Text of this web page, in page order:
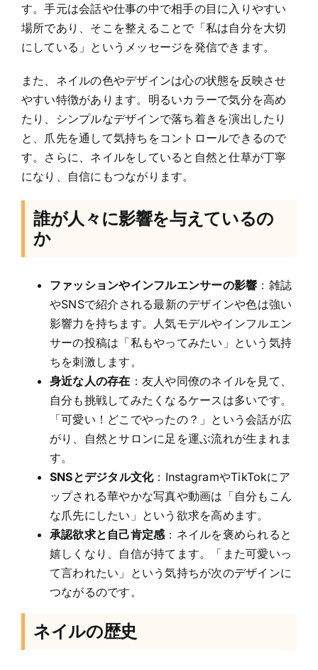
す。手元は会話や仕事の中で相手の目に入りやすい
場所であり、そこを整えることで「私は自分を大切
にしている」というメッセージを発信できます。
また、ネイルの色やデザインは心の状態を反映させ
やすい特徴があります。明るいカラーで気分を高め
たり、シンプルなデザインで落ち着きを演出したり
と、爪先を通して気持ちをコントロールできるので
す。さらに、ネイルをしていると自然と仕草が丁寧
になり、自信にもつながります。
誰が人々に影響を与えているの
か
ファッションやインフルエンサーの影響 ：雑誌
やSNSで紹介される最新のデザインや色は強い
影響力を持ちます。人気モデルやインフルエン
サーの投稿は「私もやってみたい」という気持
ちを刺激します。
身近な人の存在 ：友人や同僚のネイルを見て、
自分も挑戦してみたくなるケースは多いです。
「可愛い！どこでやったの？」という会話が広
がり、自然とサロンに足を運ぶ流れが生まれま
す。
SNSとデジタル文化：InstagramやTikTokにア
ップされる華やかな写真や動画は「自分もこん
な爪先にしたい」という欲求を高めます。
承認欲求と自己肯定感：ネイルを褒められると
嬉しくなり、自信が持てます。「また可愛いっ
て言われたい」という気持ちが次のデザインに
つながるのです。
ネイルの歴史